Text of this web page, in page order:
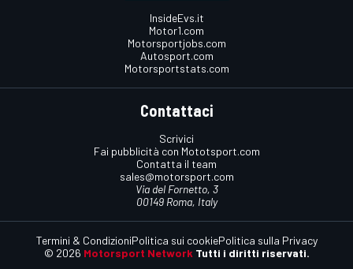
InsideEvs.it
Motor1.com
Motorsportjobs.com
Autosport.com
Motorsportstats.com
Contattaci
Scrivici
Fai pubblicità con Mototsport.com
Contatta il team
sales@motorsport.com
Via del Fornetto, 3
00149 Roma, Italy
© 2026 Motorsport Network Tutti i diritti riservati.
Termini & CondizioniPolitica sui cookiePolitica sulla Privacy